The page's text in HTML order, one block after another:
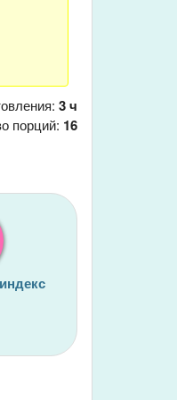
3 ч
порций: 16